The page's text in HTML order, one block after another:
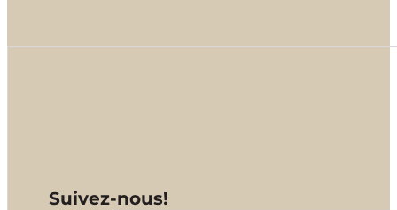
Suivez-nous!